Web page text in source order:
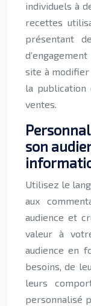
individuels à
recettes
présentant
site à
la publication
ventes.
son
Utilisez le
aux
audience et
valeur à
audience en
besoins, de
leurs
personnalisé